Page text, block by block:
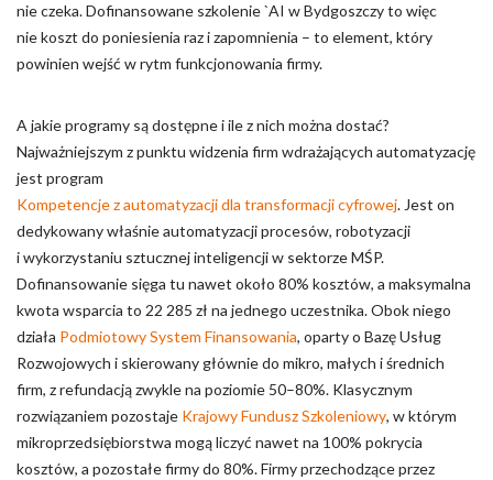
nie czeka. Dofinansowane szkolenie `AI w Bydgoszczy to więc
nie koszt do poniesienia raz i zapomnienia – to element, który
powinien wejść w rytm funkcjonowania firmy.
A jakie programy są dostępne i ile z nich można dostać?
Najważniejszym z punktu widzenia firm wdrażających automatyzację
jest program
Kompetencje z automatyzacji dla transformacji cyfrowej. Jest on
dedykowany właśnie automatyzacji procesów, robotyzacji
i wykorzystaniu sztucznej inteligencji w sektorze MŚP.
Dofinansowanie sięga tu nawet około 80% kosztów, a maksymalna
kwota wsparcia to 22 285 zł na jednego uczestnika. Obok niego
działa Podmiotowy System Finansowania, oparty o Bazę Usług
Rozwojowych i skierowany głównie do mikro, małych i średnich
firm, z refundacją zwykle na poziomie 50–80%. Klasycznym
rozwiązaniem pozostaje Krajowy Fundusz Szkoleniowy, w którym
mikroprzedsiębiorstwa mogą liczyć nawet na 100% pokrycia
kosztów, a pozostałe firmy do 80%. Firmy przechodzące przez